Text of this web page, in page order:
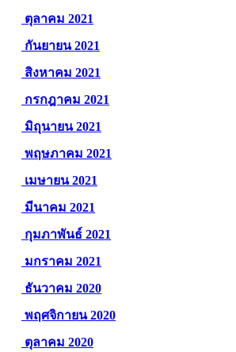
ตุลาคม 2021
กันยายน 2021
สิงหาคม 2021
กรกฎาคม 2021
มิถุนายน 2021
พฤษภาคม 2021
เมษายน 2021
มีนาคม 2021
กุมภาพันธ์ 2021
มกราคม 2021
ธันวาคม 2020
พฤศจิกายน 2020
ตุลาคม 2020